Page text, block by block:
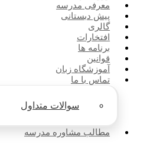
معرفی مدرسه
پیش دبستانی
گالری
افتخارات
برنامه ها
قوانین
آموزشگاه زبان
تماس با ما
سوالات متداول
مطالب مشاوره مدرسه